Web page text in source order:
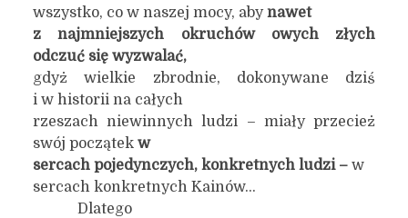
wszystko, co w naszej mocy, abynawet
z najmniejszych okruchów owych złych
odczuć się wyzwalać,
gdyż wielkie zbrodnie, dokonywane dziś
i w historii na całych
rzeszach niewinnych ludzi – miały przecież
swój początek w
sercach pojedynczych, konkretnych ludzi – w
sercach konkretnych Kainów…
Dlatego